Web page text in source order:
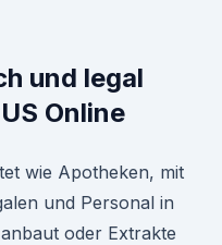
und legal
Online
wie Apotheken, mit
und Personal in
oder Extrakte